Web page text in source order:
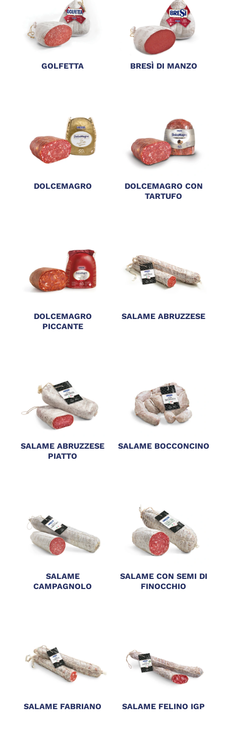
GOLFETTA BRESÌ DI MANZO
DOLCEMAGRO
DOLCEMAGRO CON
TARTUFO
DOLCEMAGRO
PICCANTE
SALAME ABRUZZESE
SALAME ABRUZZESE
PIATTO
SALAME BOCCONCINO
SALAME
CAMPAGNOLO
SALAME CON SEMI DI
FINOCCHIO
SALAME FABRIANO SALAME FELINO IGP